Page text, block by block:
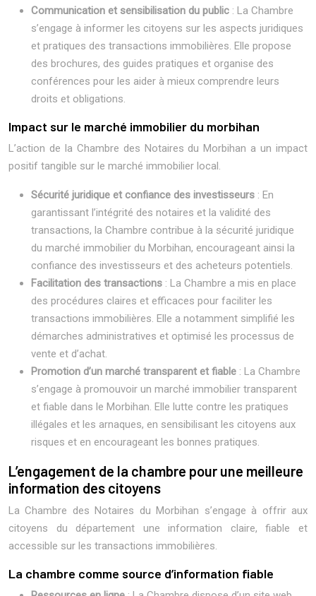
Communication et sensibilisation du public : La Chambre
s’engage à informer les citoyens sur les aspects juridiques
et pratiques des transactions immobilières. Elle propose
des brochures, des guides pratiques et organise des
conférences pour les aider à mieux comprendre leurs
droits et obligations.
Impact sur le marché immobilier du morbihan
L’action de la Chambre des Notaires du Morbihan a un impact
positif tangible sur le marché immobilier local.
Sécurité juridique et confiance des investisseurs : En
garantissant l’intégrité des notaires et la validité des
transactions, la Chambre contribue à la sécurité juridique
du marché immobilier du Morbihan, encourageant ainsi la
confiance des investisseurs et des acheteurs potentiels.
Facilitation des transactions : La Chambre a mis en place
des procédures claires et efficaces pour faciliter les
transactions immobilières. Elle a notamment simplifié les
démarches administratives et optimisé les processus de
vente et d’achat.
Promotion d’un marché transparent et fiable : La Chambre
s’engage à promouvoir un marché immobilier transparent
et fiable dans le Morbihan. Elle lutte contre les pratiques
illégales et les arnaques, en sensibilisant les citoyens aux
risques et en encourageant les bonnes pratiques.
L’engagement de la chambre pour une meilleure
information des citoyens
La Chambre des Notaires du Morbihan s’engage à offrir aux
citoyens du département une information claire, fiable et
accessible sur les transactions immobilières.
La chambre comme source d’information fiable